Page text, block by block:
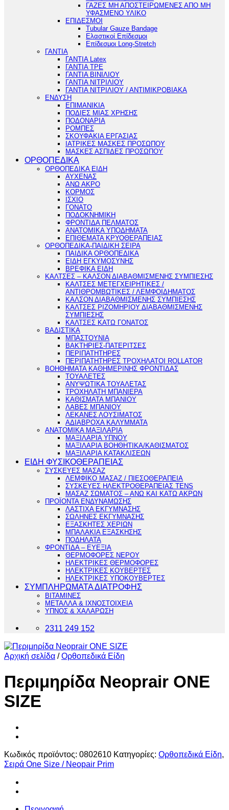
ΓΑΖΕΣ ΜΗ ΑΠΟΣΤΕΙΡΩΜΕΝΕΣ ΑΠΟ ΜΗ
ΥΦΑΣΜΕΝΟ ΥΛΙΚΟ
ΕΠΙΔΕΣΜΟΙ
Tubular Gauze Bandage
Ελαστικοί Επίδεσμοι
Επίδεσμοι Long-Stretch
ΓΑΝΤΙΑ
ΓΑΝΤΙΑ Latex
ΓΑΝΤΙΑ TPE
ΓΑΝΤΙΑ ΒΙΝΙΛΙΟΥ
ΓΑΝΤΙΑ ΝΙΤΡΙΛΙΟΥ
ΓΑΝΤΙΑ ΝΙΤΡΙΛΙΟΥ / ΑΝΤΙΜΙΚΡΟΒΙΑΚΑ
ΕΝΔΥΣΗ
ΕΠΙΜΑΝΙΚΙΑ
ΠΟΔΙΕΣ ΜΙΑΣ ΧΡΗΣΗΣ
ΠΟΔΟΝΑΡΙΑ
ΡΟΜΠΕΣ
ΣΚΟΥΦΑΚΙΑ ΕΡΓΑΣΙΑΣ
ΙΑΤΡΙΚΕΣ ΜΑΣΚΕΣ ΠΡΟΣΩΠΟΥ
ΜΑΣΚΕΣ ΑΣΠΙΔΕΣ ΠΡΟΣΩΠΟΥ
ΟΡΘΟΠΕΔΙΚΑ
ΟΡΘΟΠΕΔΙΚΑ ΕΙΔΗ
ΑΥΧΕΝΑΣ
ΑΝΩ ΑΚΡΟ
ΚΟΡΜΟΣ
ΙΣΧΙΟ
ΓΟΝΑΤΟ
ΠΟΔΟΚΝΗΜΙΚΗ
ΦΡΟΝΤΙΔΑ ΠΕΛΜΑΤΟΣ
ΑΝΑΤΟΜΙΚΑ ΥΠΟΔΗΜΑΤΑ
ΕΠΙΘΕΜΑΤΑ ΚΡΥΟΘΕΡΑΠΕΙΑΣ
ΟΡΘΟΠΕΔΙΚΑ-ΠΑΙΔΙΚΗ ΣΕΙΡΑ
ΠΑΙΔΙΚΑ ΟΡΘΟΠΕΔΙΚΑ
ΕΙΔΗ ΕΓΚΥΜΟΣΥΝΗΣ
ΒΡΕΦΙΚΑ ΕΙΔΗ
ΚΑΛΤΣΕΣ – ΚΑΛΣΟΝ ΔΙΑΒΑΘΜΙΣΜΕΝΗΣ ΣΥΜΠΙΕΣΗΣ
ΚΑΛΤΣΕΣ ΜΕΤΕΓΧΕΙΡΗΤΙΚΕΣ /
ΑΝΤΙΘΡΟΜΒΩΤΙΚΕΣ / ΛΕΜΦΟΙΔΗΜΑΤΟΣ
ΚΑΛΣΟΝ ΔΙΑΒΑΘΜΙΣΜΕΝΗΣ ΣΥΜΠΙΕΣΗΣ
ΚΑΛΤΣΕΣ ΡΙΖΟΜΗΡΙΟΥ ΔΙΑΒΑΘΜΙΣΜΕΝΗΣ
ΣΥΜΠΙΕΣΗΣ
ΚΑΛΤΣΕΣ ΚΑΤΩ ΓΟΝΑΤΟΣ
ΒΑΔΙΣΤΙΚΑ
ΜΠΑΣΤΟΥΝΙΑ
ΒΑΚΤΗΡΙΕΣ-ΠΑΤΕΡΙΤΣΕΣ
ΠΕΡΙΠΑΤΗΤΗΡΕΣ
ΠΕΡΙΠΑΤΗΤΗΡΕΣ ΤΡΟΧΗΛΑΤΟΙ ROLLATOR
ΒΟΗΘΗΜΑΤΑ ΚΑΘΗΜΕΡΙΝΗΣ ΦΡΟΝΤΙΔΑΣ
ΤΟΥΑΛΕΤΕΣ
ΑΝΥΨΩΤΙΚΑ ΤΟΥΑΛΕΤΑΣ
ΤΡΟΧΗΛΑΤΗ ΜΠΑΝΙΕΡΑ
ΚΑΘΙΣΜΑΤΑ ΜΠΑΝΙΟΥ
ΛΑΒΕΣ ΜΠΑΝΙΟΥ
ΛΕΚΑΝΕΣ ΛΟΥΣΙΜΑΤΟΣ
ΑΔΙΑΒΡΟΧΑ ΚΑΛΥΜΜΑΤΑ
ΑΝΑΤΟΜΙΚΑ ΜΑΞΙΛΑΡΙΑ
ΜΑΞΙΛΑΡΙΑ ΥΠΝΟΥ
ΜΑΞΙΛΑΡΙΑ ΒΟΗΘΗΤΙΚΑ/ΚΑΘΙΣΜΑΤΟΣ
ΜΑΞΙΛΑΡΙΑ ΚΑΤΑΚΛΙΣΕΩΝ
ΕΙΔΗ ΦΥΣΙΚΟΘΕΡΑΠΕΙΑΣ
ΣΥΣΚΕΥΕΣ ΜΑΣΑΖ
ΛΕΜΦΙΚΟ ΜΑΣΑΖ / ΠΙΕΣΟΘΕΡΑΠΕΙΑ
ΣΥΣΚΕΥΕΣ ΗΛΕΚΤΡΟΘΕΡΑΠΕΙΑΣ TENS
ΜΑΣΑΖ ΣΩΜΑΤΟΣ – ΑΝΩ ΚΑΙ ΚΑΤΩ ΑΚΡΩΝ
ΠΡΟΪΟΝΤΑ ΕΝΔΥΝΑΜΩΣΗΣ
ΛΑΣΤΙΧΑ ΕΚΓΥΜΝΑΣΗΣ
ΣΩΛΗΝΕΣ ΕΚΓΥΜΝΑΣΗΣ
ΕΞΑΣΚΗΤΕΣ ΧΕΡΙΩΝ
ΜΠΑΛΑΚΙΑ ΕΞΑΣΚΗΣΗΣ
ΠΟΔΗΛΑΤΑ
ΦΡΟΝΤΙΔΑ – ΕΥΕΞΙΑ
ΘΕΡΜΟΦΟΡΕΣ ΝΕΡΟΥ
ΗΛΕΚΤΡΙΚΕΣ ΘΕΡΜΟΦΟΡΕΣ
ΗΛΕΚΤΡΙΚΕΣ ΚΟΥΒΕΡΤΕΣ
ΗΛΕΚΤΡΙΚΕΣ ΥΠΟΚΟΥΒΕΡΤΕΣ
ΣΥΜΠΛΗΡΩΜΑΤΑ ΔΙΑΤΡΟΦΗΣ
ΒΙΤΑΜΙΝΕΣ
ΜΕΤΑΛΛΑ & ΙΧΝΟΣΤΟΙΧΕΙΑ
ΥΠΝΟΣ & ΧΑΛΑΡΩΣΗ
2311 249 152
Αρχική σελίδα / Ορθοπεδικά Είδη
Περιμηρίδα Neoprair ONE
SIZE
Κωδικός προϊόντος: 0802610 Κατηγορίες: Ορθοπεδικά Είδη,
Σειρά One Size / Neopair Prim